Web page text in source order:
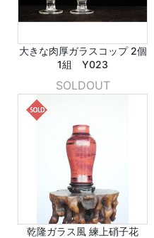
大きな肉厚ガラスコップ 2個
1組 Y023
SOLDOUT
乾隆ガラス風 練上硝子花